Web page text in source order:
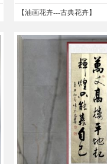
【油画花卉---古典花卉】